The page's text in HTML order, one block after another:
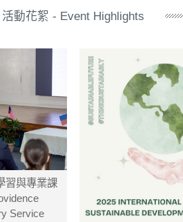
活動花絮 - Event Highlights
習與專業課
Service